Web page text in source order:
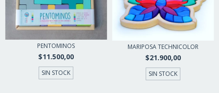
PENTOMINOS
$11.500,00
SIN STOCK
MARIPOSA TECHNICOLOR
$21.900,00
SIN STOCK